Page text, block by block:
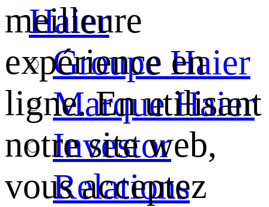
Haier
Groupe Haier
Marque Haier
Investor
Relations
meilleure
expérience en
ligne. En utilisant
notre site web,
vous acceptez